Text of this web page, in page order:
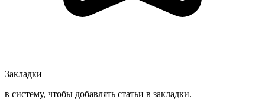
Закладки
в систему, чтобы добавлять статьи в закладки.